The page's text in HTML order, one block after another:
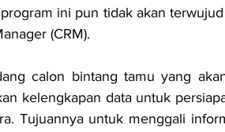
ini pun tidak akan
(CRM).
calon bintang tamu yang
kelengkapan data untuk
Tujuannya untuk menggali